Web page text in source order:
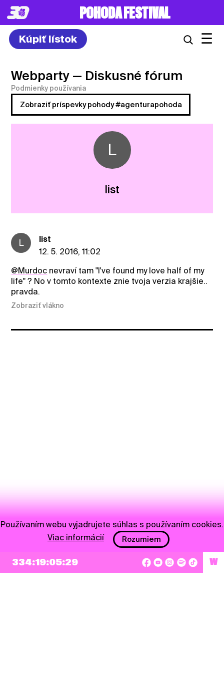
POHODA FESTIVAL
Kúpiť lístok ☰
Webparty — Diskusné fórum
Podmienky používania
Zobraziť príspevky pohody #agenturapohoda
L
list
L
list
12. 5. 2016, 11:02
@Murdoc nevraví tam "I've found my love half of my
life" ? No v tomto kontexte znie tvoja verzia krajšie..
pravda.
Zobraziť vlákno
334:19:05:29 W
Používaním webu vyjadrujete súhlas s používaním cookies.
Viac informácií
Rozumiem